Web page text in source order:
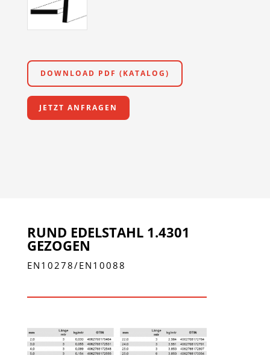
DOWNLOAD PDF (KATALOG)
JETZT ANFRAGEN
RUND EDELSTAHL 1.4301
GEZOGEN
EN10278/EN10088